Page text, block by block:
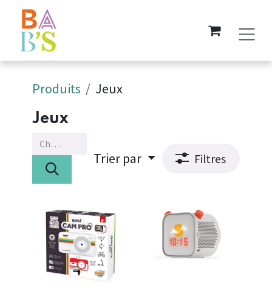
Se rendre au contenu
Produits Jeux
Jeux
Trier par Filtres